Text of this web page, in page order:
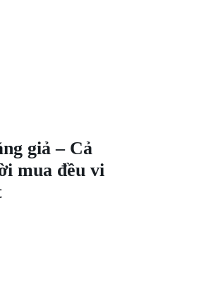
giả – Cả
mua đều vi